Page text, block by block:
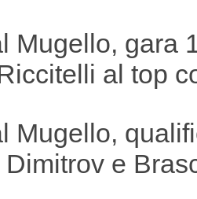
Mugello, gara
al top
Mugello,
e